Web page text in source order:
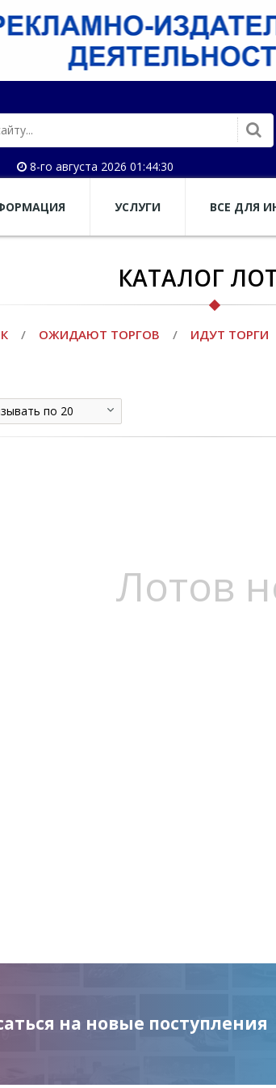
8-го августа 2026 01:44:30
УСЛУГИ ВСЕ ДЛЯ
КАТАЛОГ
/ ОЖИДАЮТ ТОРГОВ / ИДУТ ТОРГИ
по 20
Лотов
на новые поступления